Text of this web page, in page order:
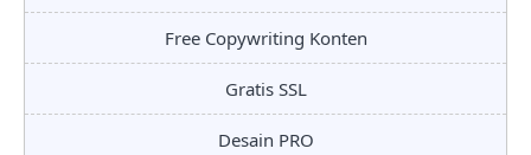
Free Copywriting Konten
Gratis SSL
Desain PRO